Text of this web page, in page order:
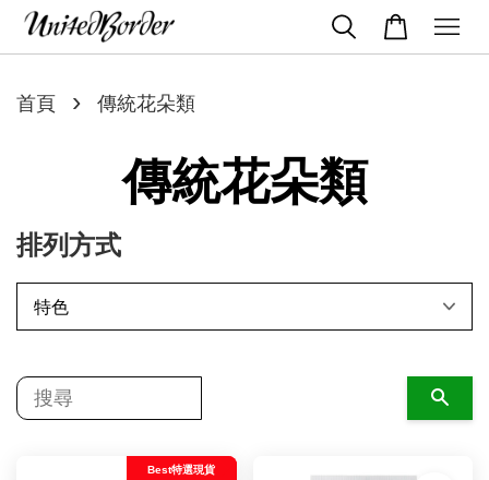
首頁 › 傳統花朵類
傳統花朵類
排列方式
Best特選現貨